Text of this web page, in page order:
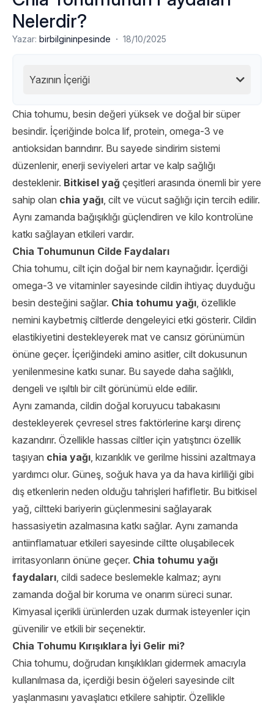
Nelerdir?
Yazar: birbilgininpesinde · 18/10/2025
Yazının İçeriği
Chia tohumu, besin değeri yüksek ve doğal bir süper
besindir. İçeriğinde bolca lif, protein, omega-3 ve
antioksidan barındırır. Bu sayede sindirim sistemi
düzenlenir, enerji seviyeleri artar ve kalp sağlığı
desteklenir. Bitkisel yağ çeşitleri arasında önemli bir yere
sahip olan chia yağı, cilt ve vücut sağlığı için tercih edilir.
Aynı zamanda bağışıklığı güçlendiren ve kilo kontrolüne
katkı sağlayan etkileri vardır.
Chia Tohumunun Cilde Faydaları
Chia tohumu, cilt için doğal bir nem kaynağıdır. İçerdiği
omega-3 ve vitaminler sayesinde cildin ihtiyaç duyduğu
besin desteğini sağlar. Chia tohumu yağı, özellikle
nemini kaybetmiş ciltlerde dengeleyici etki gösterir. Cildin
elastikiyetini destekleyerek mat ve cansız görünümün
önüne geçer. İçeriğindeki amino asitler, cilt dokusunun
yenilenmesine katkı sunar. Bu sayede daha sağlıklı,
dengeli ve ışıltılı bir cilt görünümü elde edilir.
Aynı zamanda, cildin doğal koruyucu tabakasını
destekleyerek çevresel stres faktörlerine karşı direnç
kazandırır. Özellikle hassas ciltler için yatıştırıcı özellik
taşıyan chia yağı, kızarıklık ve gerilme hissini azaltmaya
yardımcı olur. Güneş, soğuk hava ya da hava kirliliği gibi
dış etkenlerin neden olduğu tahrişleri hafifletir. Bu bitkisel
yağ, ciltteki bariyerin güçlenmesini sağlayarak
hassasiyetin azalmasına katkı sağlar. Aynı zamanda
antiinflamatuar etkileri sayesinde ciltte oluşabilecek
irritasyonların önüne geçer. Chia tohumu yağı
faydaları, cildi sadece beslemekle kalmaz; aynı
zamanda doğal bir koruma ve onarım süreci sunar.
Kimyasal içerikli ürünlerden uzak durmak isteyenler için
güvenilir ve etkili bir seçenektir.
Chia Tohumu Kırışıklara İyi Gelir mi?
Chia tohumu, doğrudan kırışıklıkları gidermek amacıyla
kullanılmasa da, içerdiği besin öğeleri sayesinde cilt
yaşlanmasını yavaşlatıcı etkilere sahiptir. Özellikle